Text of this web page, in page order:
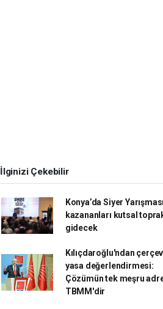
İlginizi Çekebilir
Konya’da Siyer Yarışması
kazananları kutsal
gidecek
Kılıçdaroğlu'ndan
yasa değerlendirmesi:
Çözümün tek meşru
TBMM'dir